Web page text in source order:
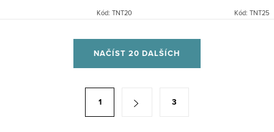
Kód: TNT20
přírodním lakem. Kolekce přinese
Kód: TNT25
NAČÍST 20 DALŠÍCH
1 3